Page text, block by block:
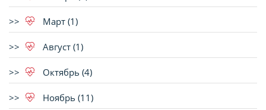
Март (1)
Август (1)
Октябрь (4)
Ноябрь (11)